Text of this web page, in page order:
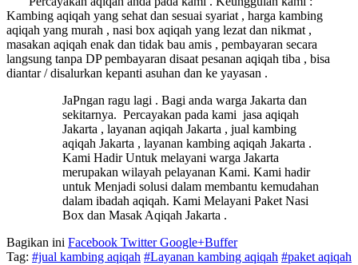
Kambing aqiqah yang sehat dan sesuai syariat , harga kambing
aqiqah yang murah , nasi box aqiqah yang lezat dan nikmat ,
masakan aqiqah enak dan tidak bau amis , pembayaran secara
langsung tanpa DP pembayaran disaat pesanan aqiqah tiba , bisa
diantar / disalurkan kepanti asuhan dan ke yayasan .
JaPngan ragu lagi . Bagi anda warga Jakarta dan
sekitarnya. Percayakan pada kami jasa aqiqah
Jakarta , layanan aqiqah Jakarta , jual kambing
aqiqah Jakarta , layanan kambing aqiqah Jakarta .
Kami Hadir Untuk melayani warga Jakarta
merupakan wilayah pelayanan Kami. Kami hadir
untuk Menjadi solusi dalam membantu kemudahan
dalam ibadah aqiqah. Kami Melayani Paket Nasi
Box dan Masak Aqiqah Jakarta .
Bagikan ini Facebook TwitterGoogle+Buffer
Tag: #jual kambing aqiqah #Layanan kambing aqiqah #paket aqiqah